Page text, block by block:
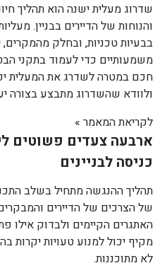
שדרוג מעלית ישנה הוא תהליך
והנוחות של הדיירים בבניין.
בבעיות טכניות, ובחלק
משמעותיים כדי לעמוד בתקני
חכם במטרה לשדרג את המעלית
ולוודא שהשדרוג מתבצע בצורה
לקריאת המאמר »
ארבעה צעדים פשוטים
כניסה לבניינים
תהליך ההנגשה מתחיל בשלב
של הצרכים של הדיירים והמבקרים
האתגרים הקיימים ולבדוק אילו
מקיף יכול למנוע טעויות יקרות
לא מתוכננות.